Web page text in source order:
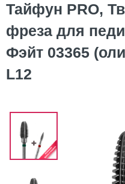
Тайфун PRO,
фреза для
Фэйт 03365
L12